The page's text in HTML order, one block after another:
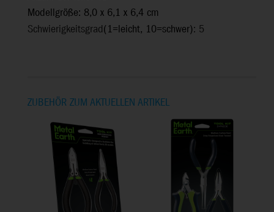
Modellgröße: 8,0 x 6,1 x 6,4 cm
Schwierigkeitsgrad(1=leicht, 10=schwer): 5
ZUBEHÖR ZUM AKTUELLEN ARTIKEL